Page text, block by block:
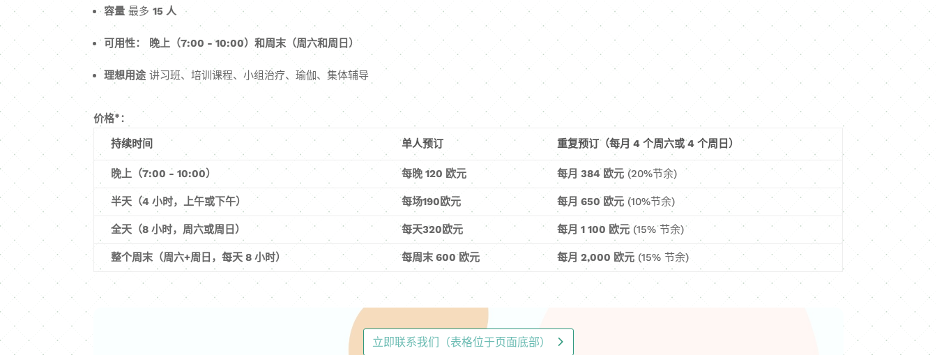
容量 最多15 人
可用性： 晚上（7:00 - 10:00）和周末（周六和周日）
理想用途 讲习班、培训课程、小组治疗、瑜伽、集体辅导
价格*：
持续时间 单人预订 重复预订（每月 4 个周六或 4 个周日）
晚上（7:00 - 10:00） 每晚 120 欧元 每月 384 欧元 (20%节余)
半天（4 小时，上午或下午） 每场190欧元 每月 650 欧元 (10%节余)
全天（8 小时，周六或周日） 每天320欧元 每月 1 100 欧元 (15% 节余)
整个周末（周六+周日，每天 8 小时） 每周末 600 欧元 每月 2,000 欧元 (15% 节余)
立即联系我们（表格位于页面底部）